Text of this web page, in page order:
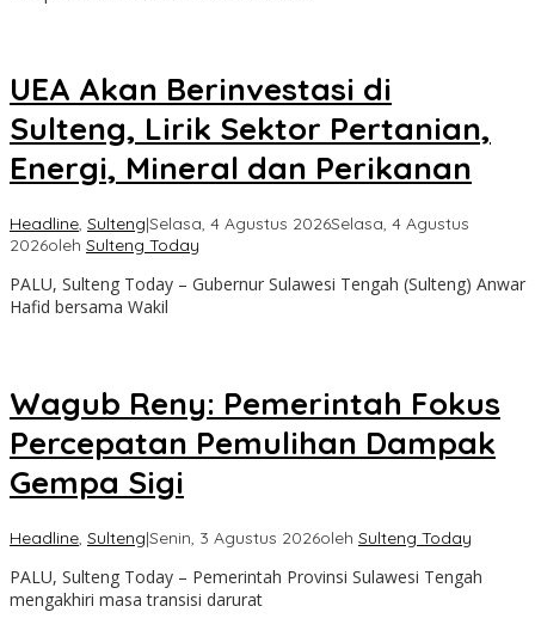
UEA Akan Berinvestasi di
Sulteng, Lirik Sektor Pertanian,
Energi, Mineral dan Perikanan
Headline, Sulteng|Selasa, 4 Agustus 2026Selasa, 4 Agustus
2026oleh Sulteng Today
PALU, Sulteng Today – Gubernur Sulawesi Tengah (Sulteng) Anwar
Hafid bersama Wakil
Wagub Reny: Pemerintah Fokus
Percepatan Pemulihan Dampak
Gempa Sigi
Headline, Sulteng|Senin, 3 Agustus 2026oleh Sulteng Today
PALU, Sulteng Today – Pemerintah Provinsi Sulawesi Tengah
mengakhiri masa transisi darurat